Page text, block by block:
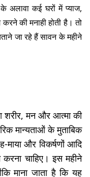
अलावा कई घरों में प्याज,
की मनाही होती है। तो
जा रहे हैं सावन के महीने
शरीर, मन और आत्मा की
मान्यताओं के मुताबिक
माया और विकर्षणों आदि
चाहिए। इस महीने
माना जाता है कि यह